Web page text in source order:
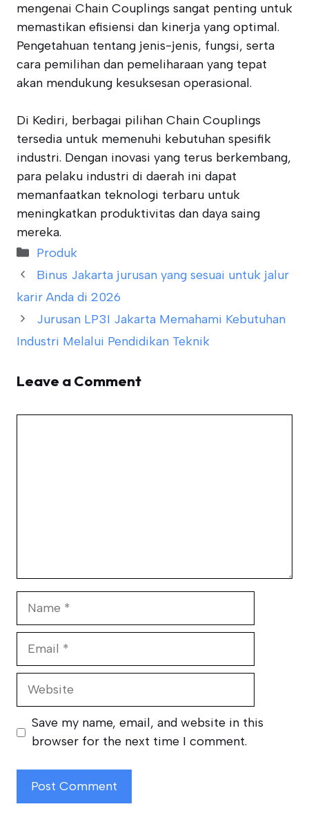
mengenai Chain Couplings sangat penting untuk
memastikan efisiensi dan kinerja yang optimal.
Pengetahuan tentang jenis-jenis, fungsi, serta
cara pemilihan dan pemeliharaan yang tepat
akan mendukung kesuksesan operasional.
Di Kediri, berbagai pilihan Chain Couplings
tersedia untuk memenuhi kebutuhan spesifik
industri. Dengan inovasi yang terus berkembang,
para pelaku industri di daerah ini dapat
memanfaatkan teknologi terbaru untuk
meningkatkan produktivitas dan daya saing
mereka.
Categories
Produk
Binus Jakarta jurusan yang sesuai untuk jalur
karir Anda di 2026
Jurusan LP3I Jakarta Memahami Kebutuhan
Industri Melalui Pendidikan Teknik
Leave a Comment
Website
Save my name, email, and website in this
browser for the next time I comment.